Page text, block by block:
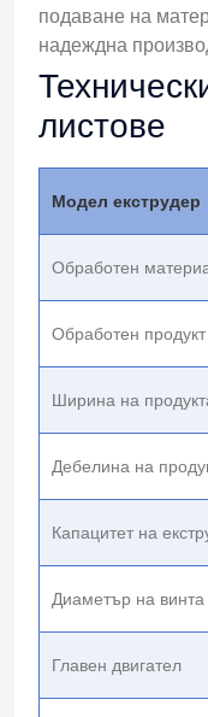
подаване на
надеждна
листове
Модел екструдер
Обработен
Обработен продукт
Ширина на
Дебелина на
Капацитет на
Диаметър на винта
Главен двигател